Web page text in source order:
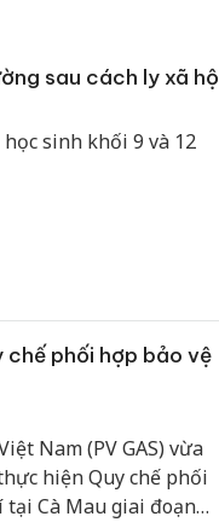
sau cách ly xã
sinh khối 9 và 12
chế phối hợp bảo vệ
Nam (PV GAS) vừa
hiện Quy chế phối
Cà Mau giai đoạn